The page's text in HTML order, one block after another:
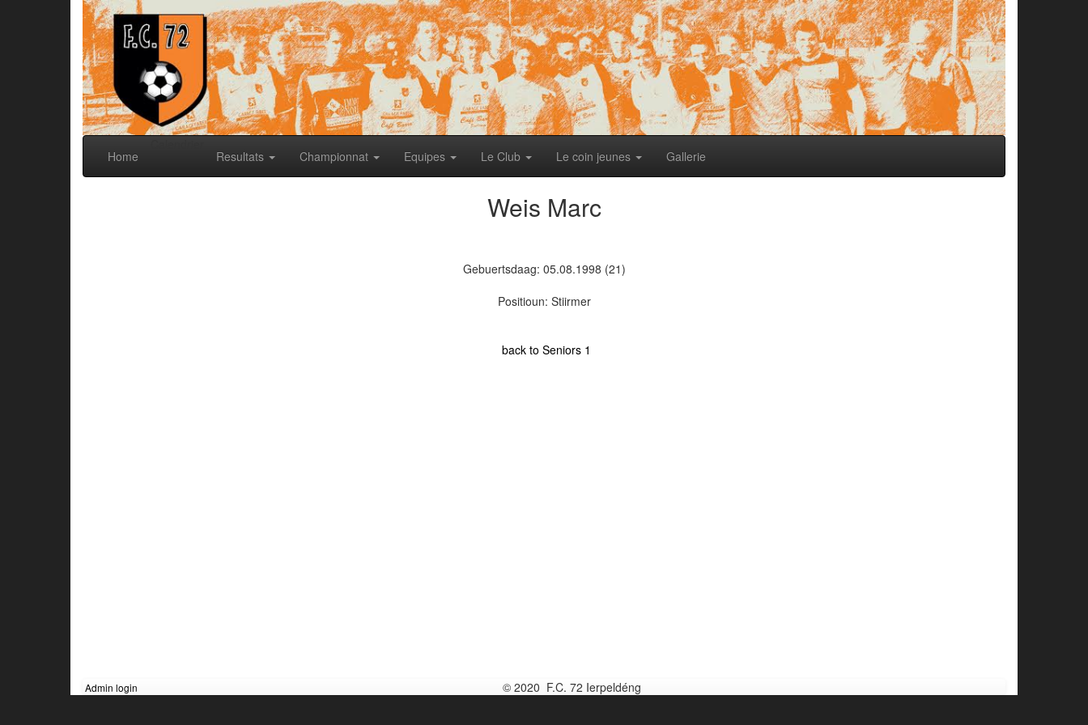
Home Resultats Championnat Equipes Le Club Le coin jeunes Gallerie
Weis Marc
Gebuertsdaag: 05.08.1998 (21)
Positioun: Stiirmer
back to Seniors 1
Admin login © 2020 F.C. 72 Ierpeldéng